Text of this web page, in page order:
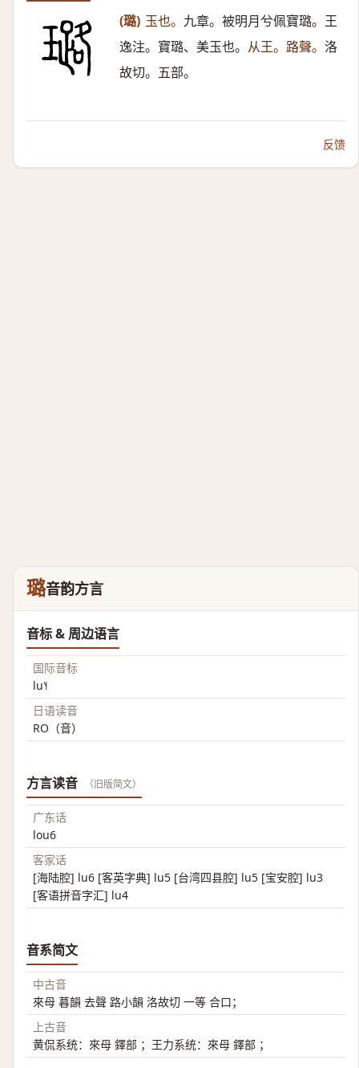
(璐) 玉也。 九章。被明月兮佩寶璐。王
逸注。寶璐、美玉也。 从王。路聲。 洛
故切。五部。
反馈
璐音韵方言
音标 & 周边语言
国际音标
lu˥˧
日语读音
RO（音）
方言读音 （旧版简文）
广东话
lou6
客家话
[海陆腔] lu6 [客英字典] lu5 [台湾四县腔] lu5 [宝安腔] lu3
[客语拼音字汇] lu4
音系简文
中古音
來母 暮韻 去聲 路小韻 洛故切 一等 合口；
上古音
黄侃系统：來母 鐸部 ；王力系统：來母 鐸部 ；